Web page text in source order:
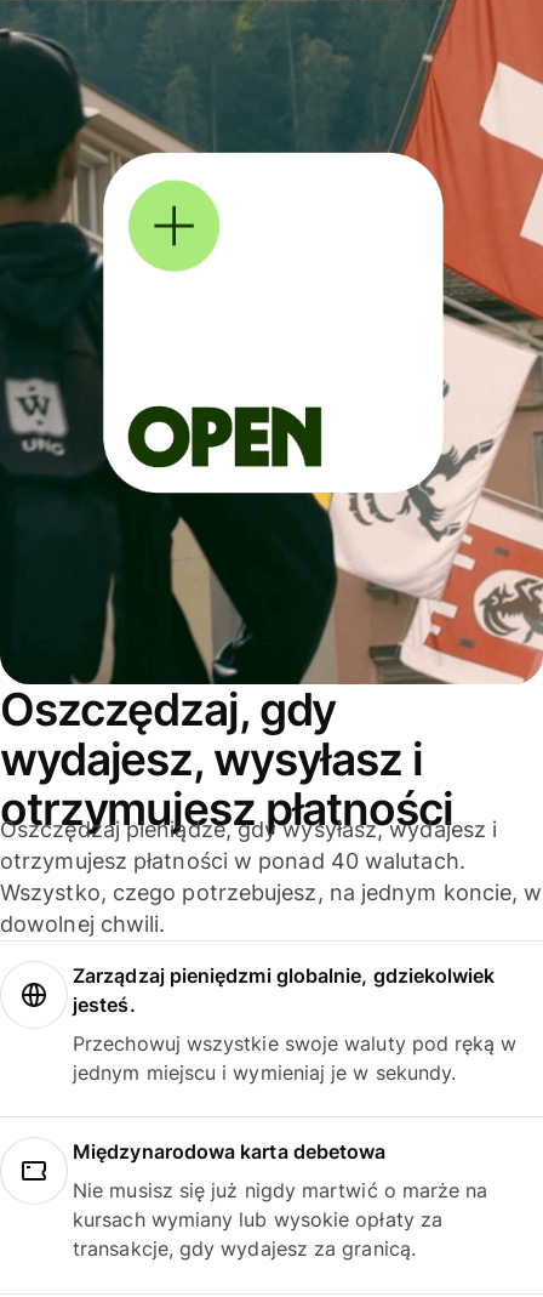
Oszczędzaj, gdy
wydajesz, wysyłasz i
otrzymujesz płatności
Oszczędzaj pieniądze, gdy wysyłasz, wydajesz i
otrzymujesz płatności w ponad 40 walutach.
Wszystko, czego potrzebujesz, na jednym koncie, w
dowolnej chwili.
Zarządzaj pieniędzmi globalnie, gdziekolwiek
jesteś.
Przechowuj wszystkie swoje waluty pod ręką w
jednym miejscu i wymieniaj je w sekundy.
Międzynarodowa karta debetowa
Nie musisz się już nigdy martwić o marże na
kursach wymiany lub wysokie opłaty za
transakcje, gdy wydajesz za granicą.